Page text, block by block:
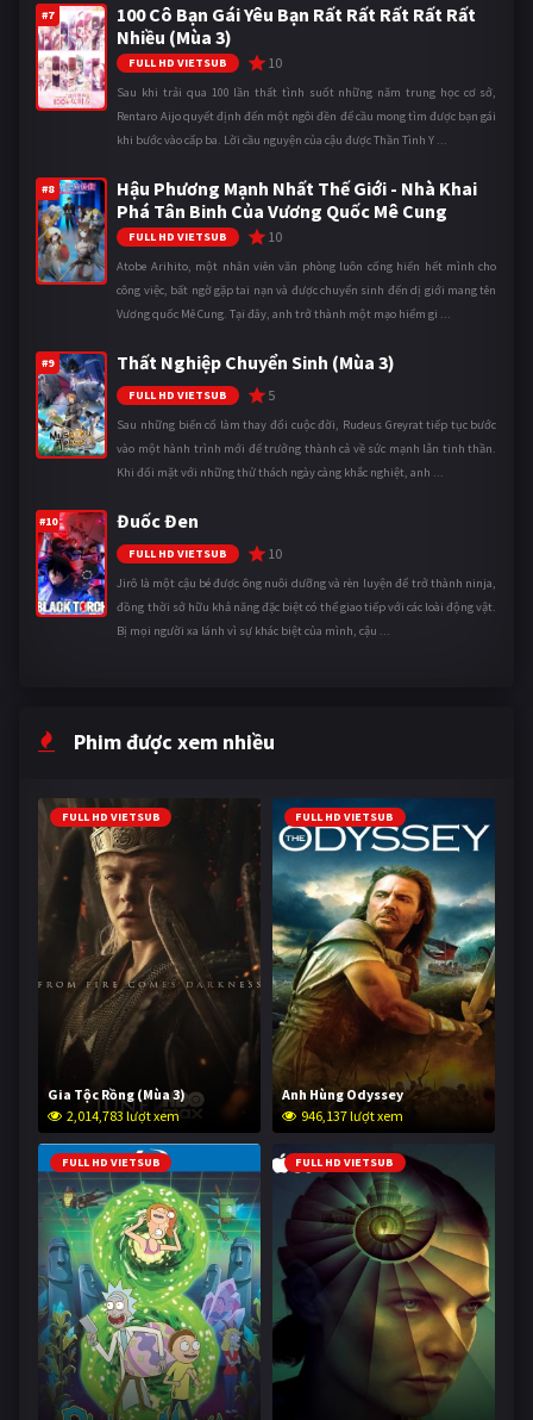
#7
100 Cô Bạn Gái Yêu Bạn Rất Rất Rất Rất Rất
Nhiều (Mùa 3)
FULL HD VIETSUB 10
Sau khi trải qua 100 lần thất tình suốt những năm trung học cơ sở,
Rentaro Aijo quyết định đến một ngôi đền để cầu mong tìm được bạn gái
khi bước vào cấp ba. Lời cầu nguyện của cậu được Thần Tình Y ...
#8
Hậu Phương Mạnh Nhất Thế Giới - Nhà Khai
Phá Tân Binh Của Vương Quốc Mê Cung
FULL HD VIETSUB 10
Atobe Arihito, một nhân viên văn phòng luôn cống hiến hết mình cho
công việc, bất ngờ gặp tai nạn và được chuyển sinh đến dị giới mang tên
Vương quốc Mê Cung. Tại đây, anh trở thành một mạo hiểm gi ...
#9 Thất Nghiệp Chuyển Sinh (Mùa 3)
FULL HD VIETSUB 5
Sau những biến cố làm thay đổi cuộc đời, Rudeus Greyrat tiếp tục bước
vào một hành trình mới để trưởng thành cả về sức mạnh lẫn tinh thần.
Khi đối mặt với những thử thách ngày càng khắc nghiệt, anh ...
#10 Đuốc Đen
FULL HD VIETSUB 10
Jirô là một cậu bé được ông nuôi dưỡng và rèn luyện để trở thành ninja,
đồng thời sở hữu khả năng đặc biệt có thể giao tiếp với các loài động vật.
Bị mọi người xa lánh vì sự khác biệt của mình, cậu ...
Phim được xem nhiều
FULL HD VIETSUB
Gia Tộc Rồng (Mùa 3)
2,014,783 lượt xem
FULL HD VIETSUB
Anh Hùng Odyssey
946,137 lượt xem
FULL HD VIETSUB FULL HD VIETSUB